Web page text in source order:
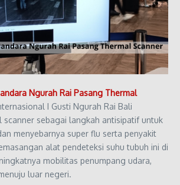
Ngurah Rai Pasang Thermal
I Gusti Ngurah Rai Bali
scanner sebagai langkah antisipatif untuk
menyebarnya super flu serta penyakit
alat pendeteksi suhu tubuh ini di
mobilitas penumpang udara,
luar negeri.